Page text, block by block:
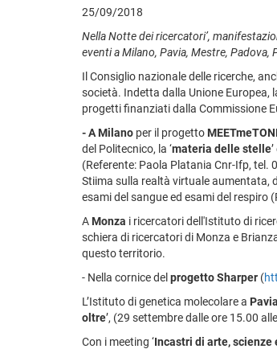
25/09/2018
Nella Notte dei ricercatori’,
eventi a Milano, Pavia, Mestre, Padova,
Il Consiglio nazionale delle ricerche,
società. Indetta dalla Unione Europea,
progetti finanziati dalla Commissione
- A Milano per il progetto
del Politecnico, la ‘materia delle stelle
(Referente: Paola Platania Cnr-Ifp, tel.
Stiima sulla realtà virtuale aumentata,
esami del sangue ed esami del respiro
A Monza i ricercatori dell'Istituto di
schiera di ricercatori di Monza e
questo territorio.
- Nella cornice del progettoSharper (
L’Istituto di genetica molecolare a Pavia
oltre’, (29 settembre dalle ore 15.00
Con i meeting ‘Incastri di arte, scienze